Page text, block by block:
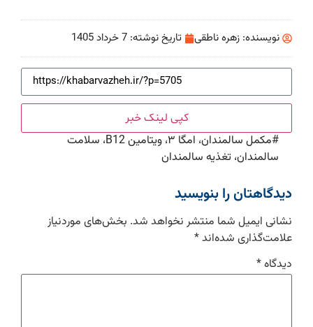
نویسنده: زهره ناطقی تاریخ نوشته: 7 خرداد 1405
کپی لینک خبر
#
مکمل سالمندان، امگا ۳، ویتامین B12، سلامت
سالمندان، تغذیه سالمندان
دیدگاهتان را بنویسید
نشانی ایمیل شما منتشر نخواهد شد. بخش‌های موردنیاز
علامت‌گذاری شده‌اند*
دیدگاه*